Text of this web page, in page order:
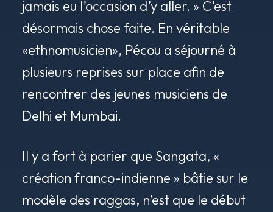
jamais eu l’occasion d’y aller. » C’est
désormais chose faite. En véritable
«ethnomusicien», Pécou a séjourné à
plusieurs reprises sur place afin de
rencontrer des jeunes musiciens de
Delhi et Mumbai.
Il y a fort à parier que Sangata, «
création franco-indienne » bâtie sur le
modèle des raggas, n’est que le début